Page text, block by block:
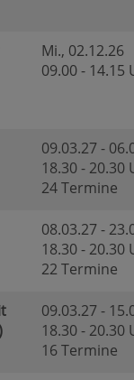
Mi., 02.12.26
09.00 - 14.15
09.03.27 -
18.30 - 20.30
24 Termine
08.03.27 -
18.30 - 20.30
22 Termine
09.03.27 -
18.30 - 20.30
16 Termine